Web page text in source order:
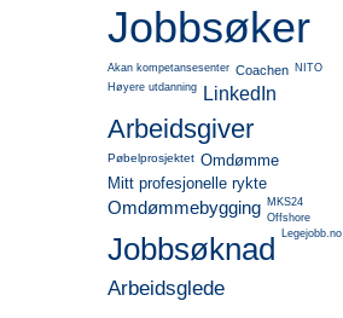
Jobbsøker
Akan kompetansesenter Coachen NITO
Høyere utdanning
LinkedIn
Arbeidsgiver
Pøbelprosjektet Omdømme
Mitt profesjonelle rykte
Omdømmebygging MKS24
Offshore
Jobbsøknad Legejobb.no
Arbeidsglede